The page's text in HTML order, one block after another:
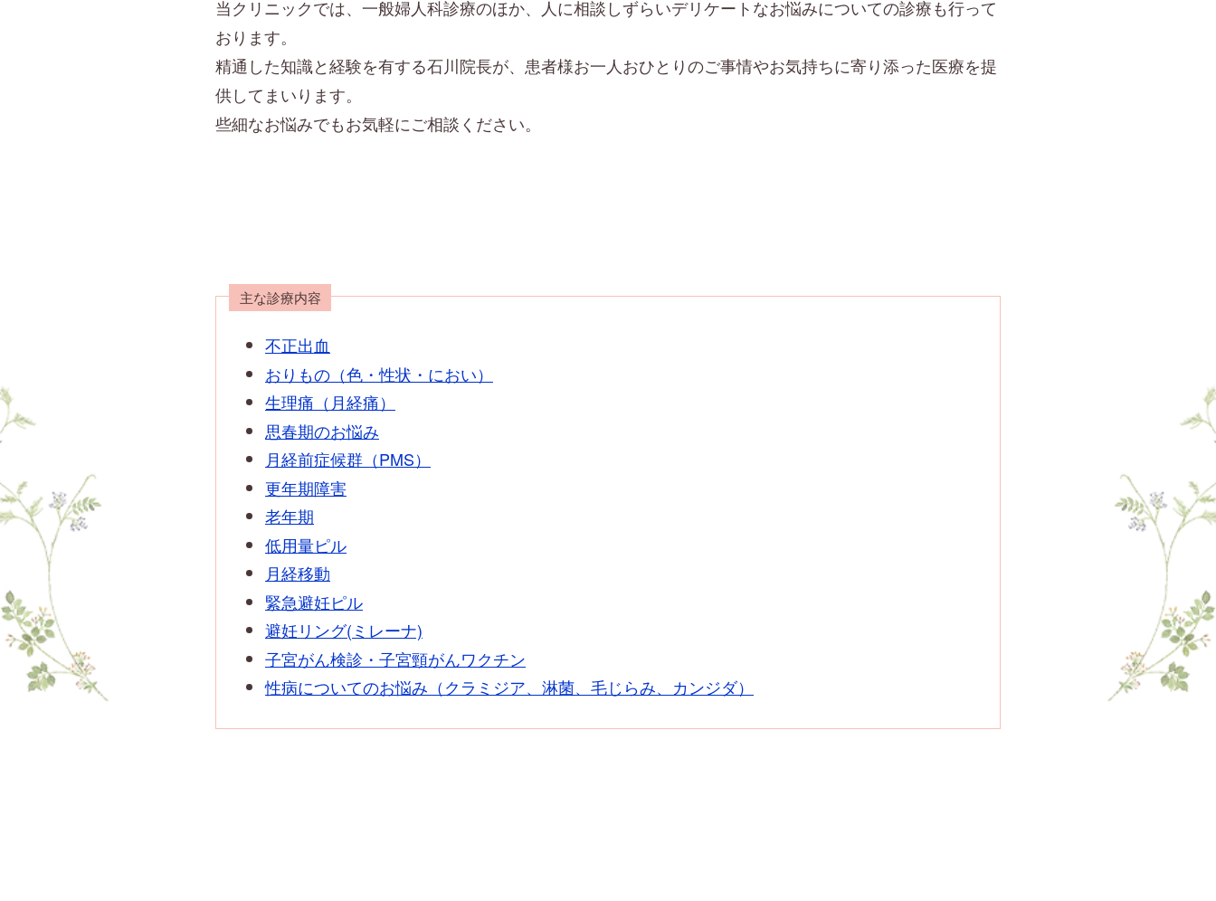
当クリニックでは、一般婦人科診療のほか、人に相談しずらいデリケートなお悩みについての診療も行って
おります。
精通した知識と経験を有する石川院長が、患者様お一人おひとりのご事情やお気持ちに寄り添った医療を提
供してまいります。
些細なお悩みでもお気軽にご相談ください。
主な診療内容
不正出血
おりもの（色・性状・におい）
生理痛（月経痛）
思春期のお悩み
月経前症候群（PMS）
更年期障害
老年期
低用量ピル
月経移動
緊急避妊ピル
避妊リング(ミレーナ)
子宮がん検診・子宮頸がんワクチン
性病についてのお悩み（クラミジア、淋菌、毛じらみ、カンジダ）